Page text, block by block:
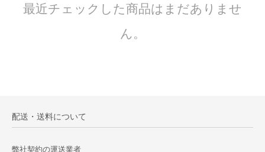
最近チェックした商品はまだありませ
ん。
配送・送料について
弊社契約の運送業者